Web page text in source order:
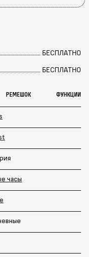
БЕСПЛАТНО
БЕСПЛАТНО
РЕМЕШОК ФУНКЦИИ
часы